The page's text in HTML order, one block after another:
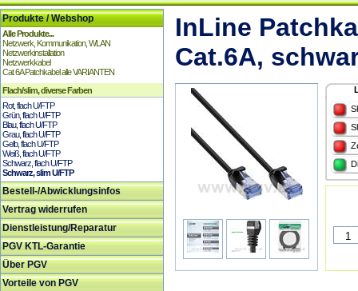
Produkte / Webshop
Alle Produkte...
Netzwerk, Kommunikation, WLAN
Netzwerkinstallation
Netzwerkkabel
Cat 6A Patchkabel alle VARIANTEN
Flach/slim, diverse Farben
Rot, flach U/FTP
Grün, flach U/FTP
Blau, flach U/FTP
Grau, flach U/FTP
Gelb, flach U/FTP
Weiß, flach U/FTP
Schwarz, flach U/FTP
Schwarz, slim U/FTP
Bestell-/Abwicklungsinfos
Vertrag widerrufen
Dienstleistung/Reparatur
PGV KTL-Garantie
Über PGV
Vorteile von PGV
InLine
Cat.6A,